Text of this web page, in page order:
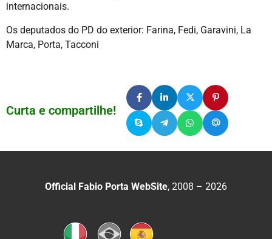
internacionais.
Os deputados do PD do exterior: Farina, Fedi, Garavini, La
Marca, Porta, Tacconi
Curta e compartilhe!
Official Fabio Porta WebSite, 2008 – 2026